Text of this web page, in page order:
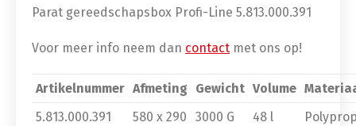
Parat gereedschapsbox Profi-Line 5.813.000.391
Voor meer info neem dan contact met ons op!
Artikelnummer Afmeting Gewicht Volume
5.813.000.391
580 x 290
3000 G 48 l